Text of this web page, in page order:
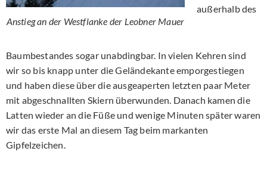
Anstieg an der Westflanke der Leobner Mauer
außerhalb des
Baumbestandes sogar unabdingbar. In vielen Kehren sind
wir so bis knapp unter die Geländekante emporgestiegen
und haben diese über die ausgeaperten letzten paar Meter
mit abgeschnallten Skiern überwunden. Danach kamen die
Latten wieder an die Füße und wenige Minuten später waren
wir das erste Mal an diesem Tag beim markanten
Gipfelzeichen.